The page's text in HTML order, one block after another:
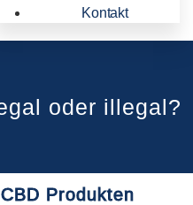
Kontakt
oder illegal?
Produkten